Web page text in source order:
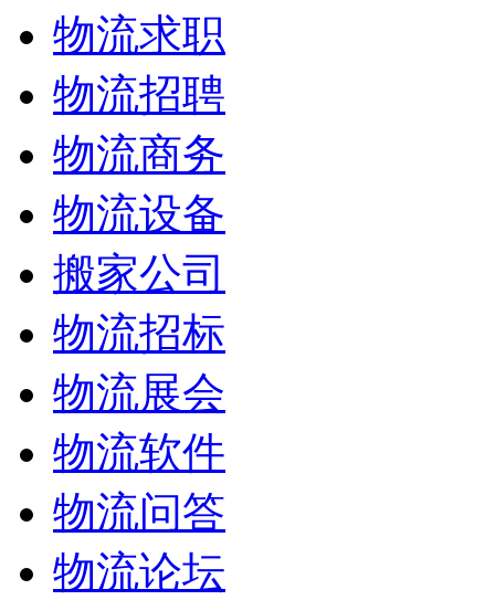
物流求职
物流招聘
物流商务
物流设备
搬家公司
物流招标
物流展会
物流软件
物流问答
物流论坛